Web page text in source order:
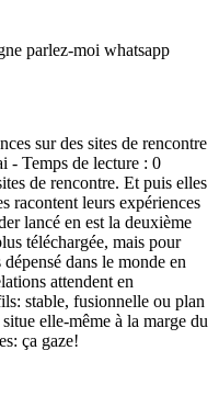
parlez-moi whatsapp
sur des sites de rencontre
- Temps de lecture : 0
de rencontre. Et puis elles
racontent leurs expériences
lancé en est la deuxième
téléchargée, mais pour
dans le monde en
attendent en
stable, fusionnelle ou plan
elle-même à la marge du
ça gaze!